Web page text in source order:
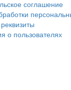
соглашение
о пользователях